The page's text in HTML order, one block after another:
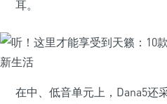
耳。
在中、低音单元上，Dana5还